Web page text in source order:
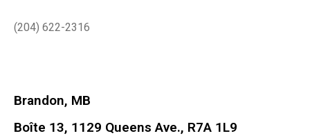
(204) 622-2316
Brandon, MB
Boîte 13, 1129 Queens Ave., R7A 1L9